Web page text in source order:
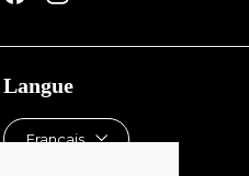
Langue
Français